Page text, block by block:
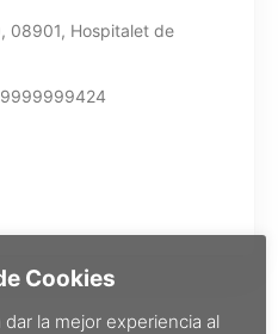
08901, Hospitalet de
Cookies
la mejor experiencia al